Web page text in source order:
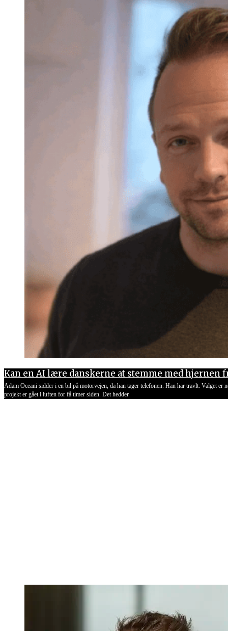
Kan en AI lære danskerne at stemme med hjernen
Adam Oceani sidder i en bil på motorvejen, da han tager telefonen. Han har travlt. Valget er
projekt er gået i luften for få timer siden. Det hedder